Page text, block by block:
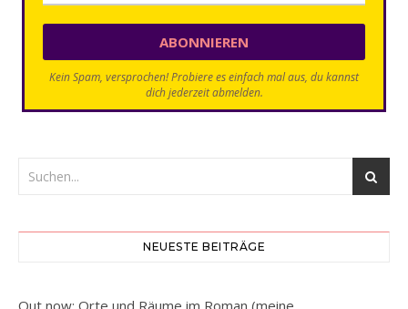
Kein Spam, versprochen! Probiere es einfach mal aus, du kannst
dich jederzeit abmelden.
NEUESTE BEITRÄGE